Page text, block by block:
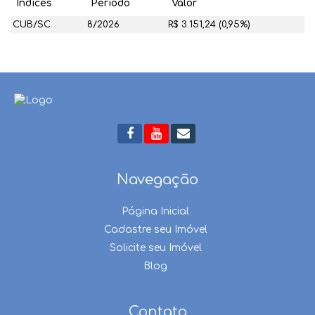
Índices Período Valor
CUB/SC 8/2026 R$ 3.151,24 (0,95%)
Navegação
Página Inicial
Cadastre seu Imóvel
Solicite seu Imóvel
Blog